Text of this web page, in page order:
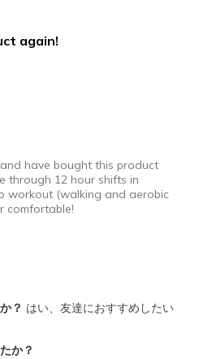
again!
have bought this product
through 12 hour shifts in
workout (walking and aerobic
comfortable!
？ はい、友達におすすめしたい
か？